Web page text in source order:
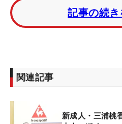
慣れることができなかった
方です。前半戦からここま
ように火曜日も水曜日も18
いたら疲れが蓄積していっ
ました。だけど、練習し
記事の続
関連記事
新成人・三浦桃